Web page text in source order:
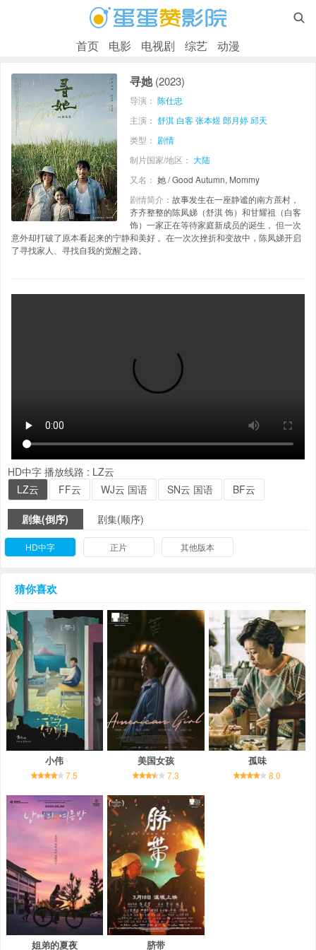

首页 电影 电视剧 综艺 动漫
寻她 (2023)
导演： 陈仕忠
主演： 舒淇白客张本煜 郎月婷 邱天
类型： 剧情
制片国家/地区： 大陆
又名： 她 / Good Autumn, Mommy
剧情简介： 故事发生在一座静谧的南方蔗村，
齐齐整整的陈凤娣（舒淇 饰）和甘耀祖（白客
饰）一家正在等待家庭新成员的诞生， 但一次
意外却打破了原本看起来的宁静和美好 。在一次次挫折和变故中，陈凤娣开启
了寻找家人、寻找自我的觉醒之路。
HD中字 播放线路 : LZ云
LZ云
FF云 WJ云 国语 SN云 国语 BF云
剧集(倒序) 剧集(顺序)
HD中字 正片 其他版本
猜你喜欢
小伟
7.5
美国女孩
7.3
孤味
8.0
姐弟的夏夜 脐带